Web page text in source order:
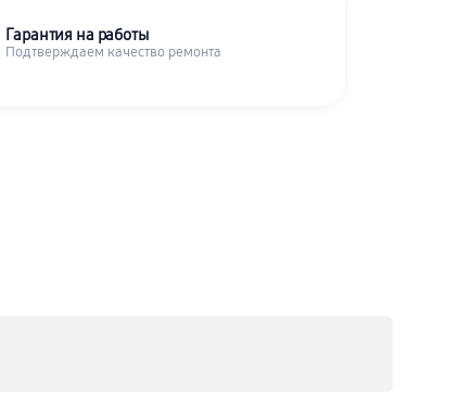
Гарантия на работы
Подтверждаем качество ремонта